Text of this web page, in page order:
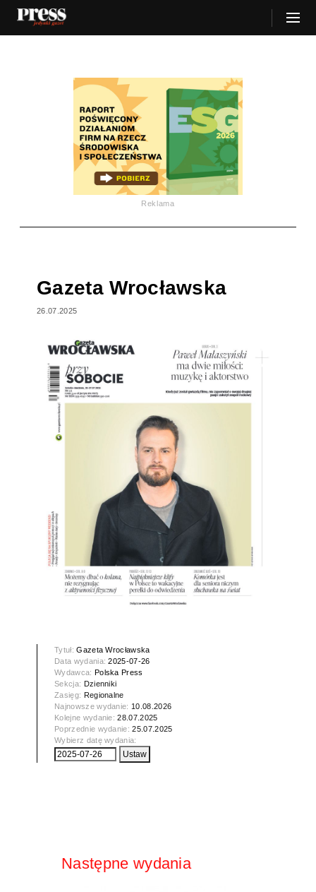
Reklama
Gazeta Wrocławska
26.07.2025
Tytuł:Gazeta Wrocławska
Data wydania:2025-07-26
Wydawca: Polska Press
Sekcja: Dzienniki
Zasięg: Regionalne
Najnowsze wydanie: 10.08.2026
Kolejne wydanie:28.07.2025
Poprzednie wydanie:25.07.2025
Wybierz datę wydania:
Następne wydania